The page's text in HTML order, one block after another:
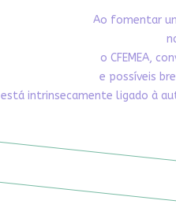
Ao fomentar
o CFEMEA,
e possíveis
está intrinsecamente ligado à